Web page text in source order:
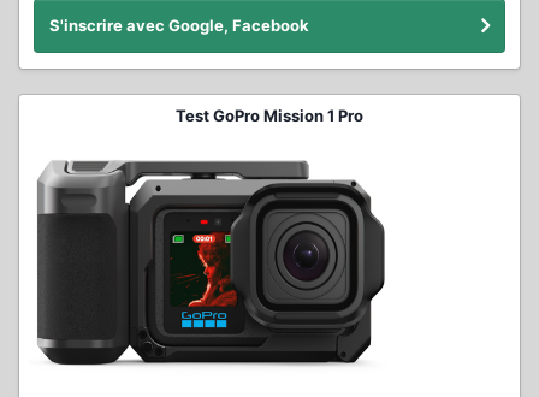
S'inscrire avec Google, Facebook
Test GoPro Mission 1 Pro